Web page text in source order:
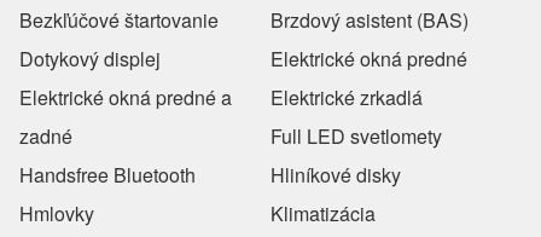
Bezkľúčové štartovanie
Brzdový asistent (BAS)
Dotykový displej
Elektrické okná predné
Elektrické okná predné a
zadné
Elektrické zrkadlá
Full LED svetlomety
Handsfree Bluetooth
Hliníkové disky
Hmlovky
Klimatizácia